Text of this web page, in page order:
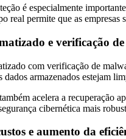
é especialmente
real permite que as empresas
e verificação
com verificação de
dados armazenados estejam
acelera a recuperação
cibernética mais
e aumento da